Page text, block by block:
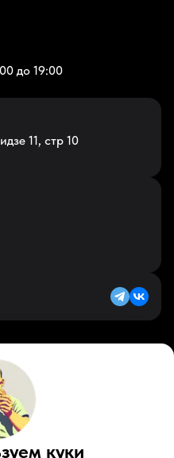
до 19:00
11, стр 10
(KZ)
TiktokКонтакты
куки